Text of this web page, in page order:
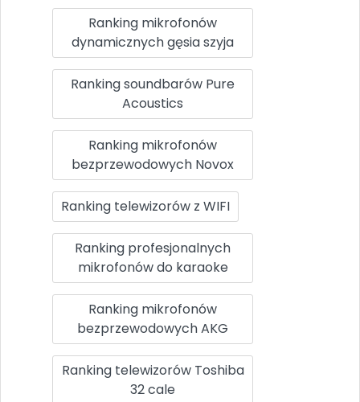
Ranking mikrofonów
dynamicznych gęsia szyja
Ranking soundbarów Pure
Acoustics
Ranking mikrofonów
bezprzewodowych Novox
Ranking telewizorów z WIFI
Ranking profesjonalnych
mikrofonów do karaoke
Ranking mikrofonów
bezprzewodowych AKG
Ranking telewizorów Toshiba
32 cale